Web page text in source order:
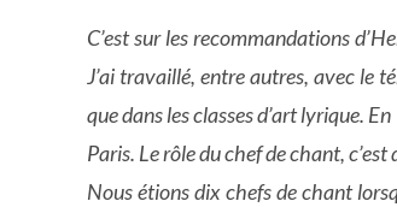
C’est sur les recommandations
J’ai travaillé, entre autres, avec le
que dans les classes d’art lyrique.
Paris. Le rôle du chef de chant,
Nous étions dix chefs de chant